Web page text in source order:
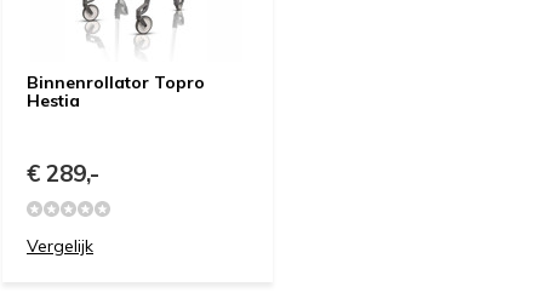
Binnenrollator Topro
Hestia
€ 289,-
Vergelijk